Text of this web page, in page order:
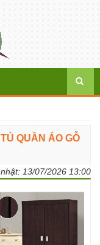
QUẦN ÁO GỖ
13/07/2026 13:00